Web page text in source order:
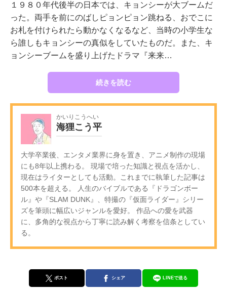
１９８０年代後半の日本では、キョンシーが大ブームだ
った。両手を前にのばしピョンピョン跳ねる、おでこに
お札を付けられたら動かなくなるなど、当時の小学生な
ら誰しもキョンシーの真似をしていたものだ。また、キ
ョンシーブームを盛り上げたドラマ『来来…
続きを読む
かいりこうへい
海狸こう平
大学卒業後、エンタメ業界に身を置き、アニメ制作の現場
にも8年以上携わる。 現場で培った知識と視点を活かし、
現在はライターとしても活動。これまでに執筆した記事は
500本を超える。 人生のバイブルである『ドラゴンボー
ル』や『SLAM DUNK』、特撮の『仮面ライダー』シリー
ズを筆頭に幅広いジャンルを愛好。 作品への愛を武器
に、多角的な視点から丁寧に読み解く考察を信条としてい
る。
ポスト シェア LINEで送る